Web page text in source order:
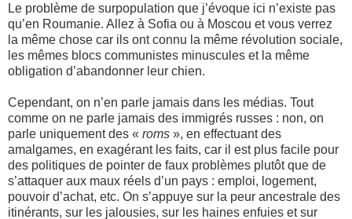
Le problème de surpopulation que j’évoque ici n’existe pas
qu’en Roumanie. Allez à Sofia ou à Moscou et vous verrez
la même chose car ils ont connu la même révolution sociale,
les mêmes blocs communistes minuscules et la même
obligation d’abandonner leur chien.
Cependant, on n’en parle jamais dans les médias. Tout
comme on ne parle jamais des immigrés russes : non, on
parle uniquement des « roms », en effectuant des
amalgames, en exagérant les faits, car il est plus facile pour
des politiques de pointer de faux problèmes plutôt que de
s’attaquer aux maux réels d’un pays : emploi, logement,
pouvoir d’achat, etc. On s’appuye sur la peur ancestrale des
itinérants, sur les jalousies, sur les haines enfuies et sur